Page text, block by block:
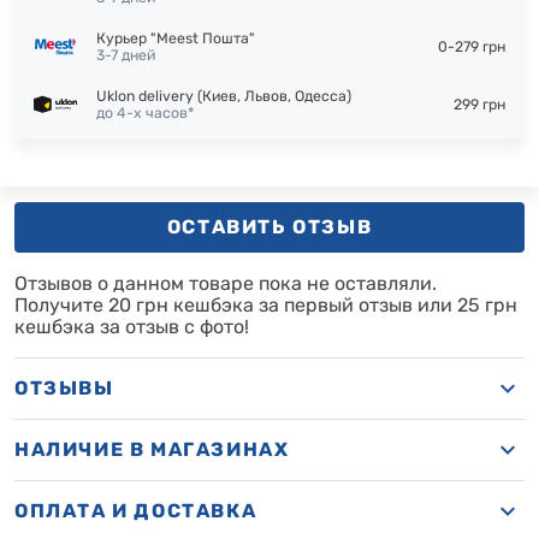
Курьер "Meest Пошта"
3-7 дней
0-279 грн
Uklon delivery (Киев, Львов, Одесса)
до 4-х часов*
299 грн
ОСТАВИТЬ ОТЗЫВ
Отзывов о данном товаре пока не оставляли.
Получите 20 грн кешбэка за первый отзыв или 25 грн
кешбэка за отзыв с фото!
ОТЗЫВЫ
НАЛИЧИЕ В МАГАЗИНАХ
ОПЛАТА И ДОСТАВКА